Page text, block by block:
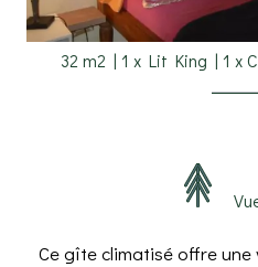
32 m2 | 1 x Lit King | 1 x
Ce gîte climatisé offre